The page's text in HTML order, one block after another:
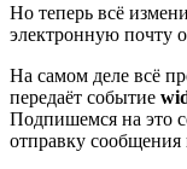
Но теперь всё
электронную почту
На самом деле всё
передаёт событие
Подпишемся на это
отправку сообщения